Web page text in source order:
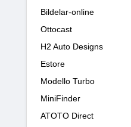
Bildelar-online
Ottocast
H2 Auto Designs
Estore
Modello Turbo
MiniFinder
ATOTO Direct